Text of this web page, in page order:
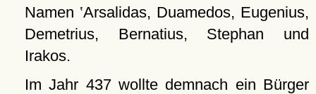
Namen ‛Arsalidas, Duamedos, Eugenius,
Demetrius, Bernatius, Stephan und
Irakos.
Im Jahr 437 wollte demnach ein Bürger